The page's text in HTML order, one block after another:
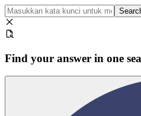
Find your answer in one